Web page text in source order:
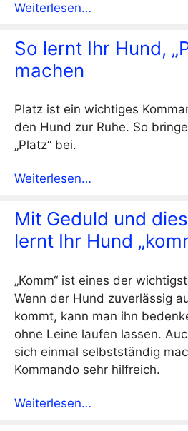
Weiterlesen…
So lernt Ihr Hund,
machen
Platz ist ein wichtiges
den Hund zur Ruhe. So
„Platz“ bei.
Weiterlesen…
Mit Geduld und
lernt Ihr Hund
„Komm“ ist eines der
Wenn der Hund zuverlässig
kommt, kann man ihn
ohne Leine laufen lassen.
sich einmal selbstständig
Kommando sehr hilfreich.
Weiterlesen…